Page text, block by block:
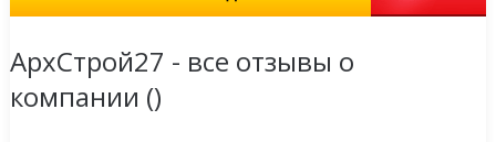
АрхСтрой27 - все отзывы о
компании ()